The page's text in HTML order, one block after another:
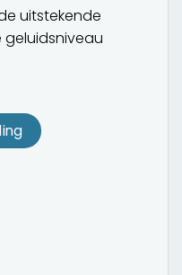
uitstekende